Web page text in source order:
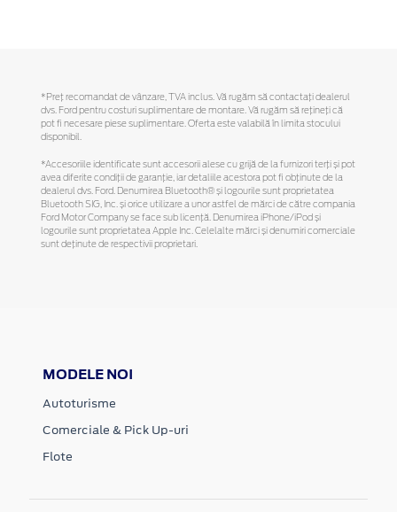
*Preţ recomandat de vânzare, TVA inclus. Vă rugăm să contactaţi dealerul
dvs. Ford pentru costuri suplimentare de montare. Vă rugăm să reţineţi că
pot fi necesare piese suplimentare. Oferta este valabilă în limita stocului
disponibil.
*Accesoriile identificate sunt accesorii alese cu grijă de la furnizori terți și pot
avea diferite condiții de garanție, iar detaliile acestora pot fi obținute de la
dealerul dvs. Ford. Denumirea Bluetooth® și logourile sunt proprietatea
Bluetooth SIG, Inc. și orice utilizare a unor astfel de mărci de către compania
Ford Motor Company se face sub licență. Denumirea iPhone/iPod și
logourile sunt proprietatea Apple Inc. Celelalte mărci și denumiri comerciale
sunt deținute de respectivii proprietari.
MODELE NOI
Autoturisme
Comerciale & Pick Up-uri
Flote